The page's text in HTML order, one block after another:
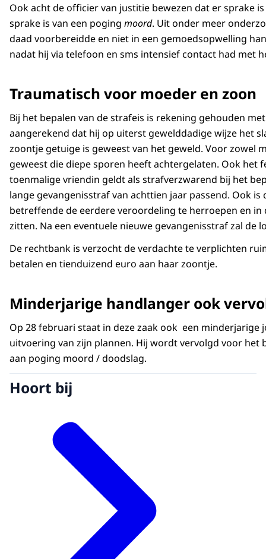
Ook acht de officier van justitie bewezen dat er sprake
sprake is van een poging moord. Uit onder meer
daad voorbereidde en niet in een gemoedsopwelling
nadat hij via telefoon en sms intensief contact had met
Traumatisch voor moeder en zoon
Bij het bepalen van de strafeis is rekening gehouden
aangerekend dat hij op uiterst gewelddadige wijze het
zoontje getuige is geweest van het geweld. Voor zowel
geweest die diepe sporen heeft achtergelaten. Ook
toenmalige vriendin geldt als strafverzwarend bij het
lange gevangenisstraf van achttien jaar passend. Ook
betreffende de eerdere veroordeling te herroepen en
zitten. Na een eventuele nieuwe gevangenisstraf zal de
De rechtbank is verzocht de verdachte te verplichten
betalen en tienduizend euro aan haar zoontje.
Minderjarige handlanger ook
Op 28 februari staat in deze zaak ook een
uitvoering van zijn plannen. Hij wordt vervolgd voor
aan poging moord / doodslag.
Hoort bij